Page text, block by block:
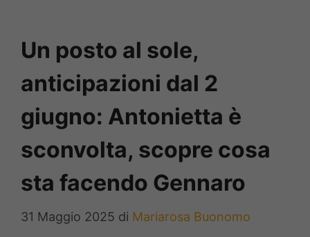
Un posto al sole,
anticipazioni dal 2
giugno: Antonietta è
sconvolta, scopre cosa
sta facendo Gennaro
31 Maggio 2025 di Mariarosa Buonomo